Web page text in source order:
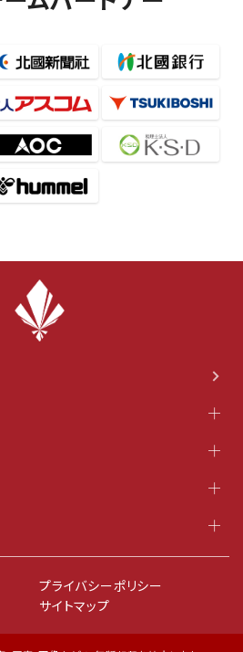
プライバシーポリシー
サイトマップ